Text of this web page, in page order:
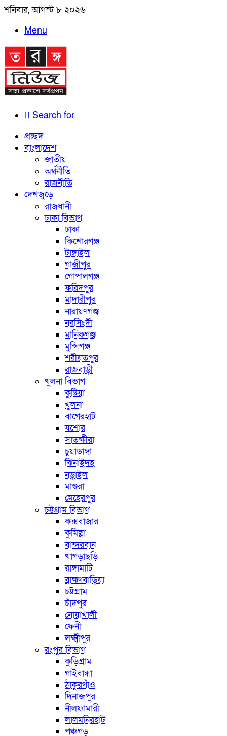
শনিবার, আগস্ট ৮ ২০২৬
Menu
Search for
প্রচ্ছদ
বাংলাদেশ
জাতীয়
অর্থনীতি
রাজনীতি
দেশজুড়ে
রাজধানী
ঢাকা বিভাগ
ঢাকা
কিশোরগঞ্জ
টাঙ্গাইল
গাজীপুর
গোপালগঞ্জ
ফরিদপুর
মাদারীপুর
নারায়ণগঞ্জ
নরসিংদী
মানিকগঞ্জ
মুন্সিগঞ্জ
শরীয়তপুর
রাজবাড়ী
খুলনা বিভাগ
কুষ্টিয়া
খুলনা
বাগেরহাট
যশোর
সাতক্ষীরা
চুয়াডাঙ্গা
ঝিনাইদহ
নড়াইল
মাগুরা
মেহেরপুর
চট্টগ্রাম বিভাগ
কক্সবাজার
কুমিল্লা
বান্দরবান
খাগড়াছড়ি
রাঙ্গামাটি
ব্রাহ্মণবাড়িয়া
চট্টগ্রাম
চাঁদপুর
নোয়াখালী
ফেনী
লক্ষ্মীপুর
রংপুর বিভাগ
কুড়িগ্রাম
গাইবান্ধা
ঠাকুরগাঁও
দিনাজপুর
নীলফামারী
লালমনিরহাট
পঞ্চগড়